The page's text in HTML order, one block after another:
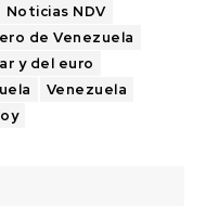
Noticias NDV
de Venezuela
y del euro
Venezuela